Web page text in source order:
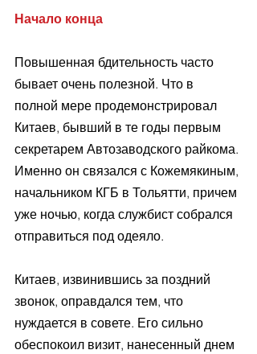
Начало конца
Повышенная бдительность часто
бывает очень полезной. Что в
полной мере продемонстрировал
Китаев, бывший в те годы первым
секретарем Автозаводского райкома.
Именно он связался с Кожемякиным,
начальником КГБ в Тольятти, причем
уже ночью, когда службист собрался
отправиться под одеяло.
Китаев, извинившись за поздний
звонок, оправдался тем, что
нуждается в совете. Его сильно
обеспокоил визит, нанесенный днем